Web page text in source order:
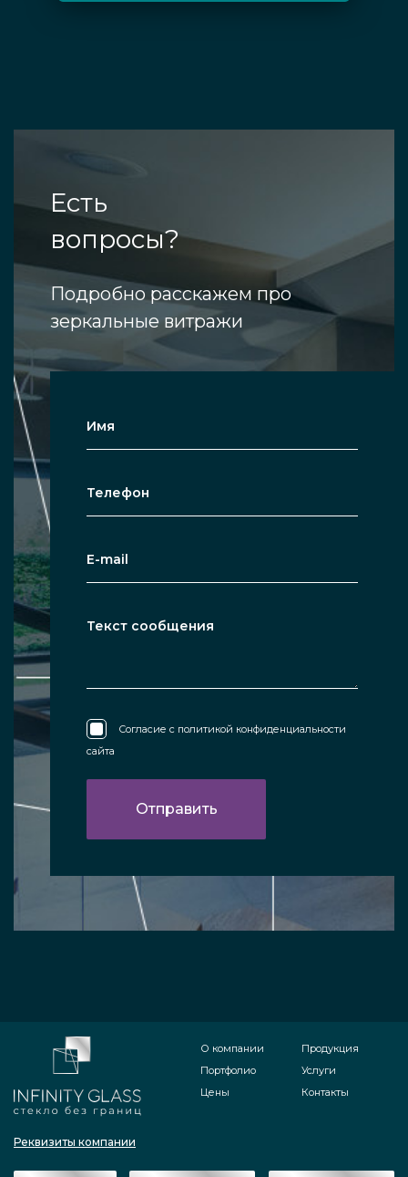
Есть
вопросы?
Подробно расскажем про
зеркальные витражи
Согласие с политикой конфиденциальности
сайта
Реквизиты компании
О компании
Портфолио
Цены
Продукция
Услуги
Контакты